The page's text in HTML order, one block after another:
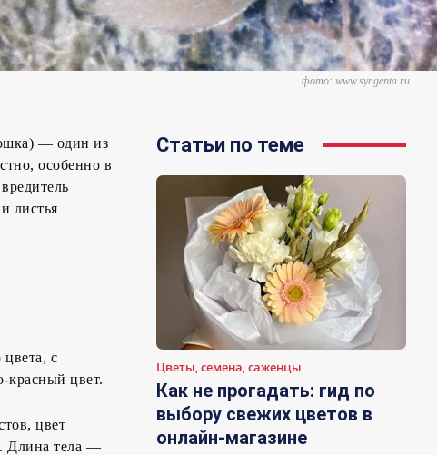
фото: www.syngenta.ru
— один из
особенно в
листья
с
красный цвет.
цвет
Длина тела —
Статьи по теме
Цветы, семена, саженцы
Как не прогадать: гид по
выбору свежих цветов в
онлайн-магазине